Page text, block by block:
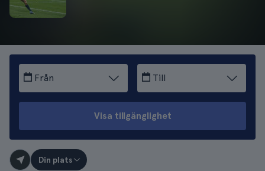
Från Till
Visa tillgänglighet
Din plats